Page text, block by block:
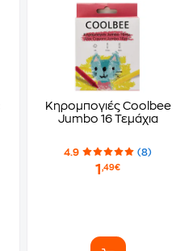
Κηρομπογιές Coolbee
Jumbo 16 Τεμάχια
4.9 (8)
1,49€